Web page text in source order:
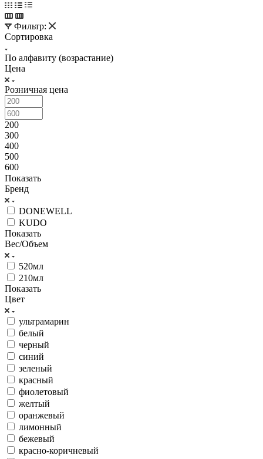
Фильтр:
Сортировка
По алфавиту (возрастание)
Цена
Розничная цена
200
300
400
500
600
Показать
Бренд
DONEWELL
KUDO
Показать
Вес/Объем
520мл
210мл
Показать
Цвет
ультрамарин
белый
черный
синий
зеленый
красный
фиолетовый
желтый
оранжевый
лимонный
бежевый
красно-коричневый